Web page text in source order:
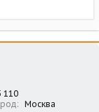
110
Москва